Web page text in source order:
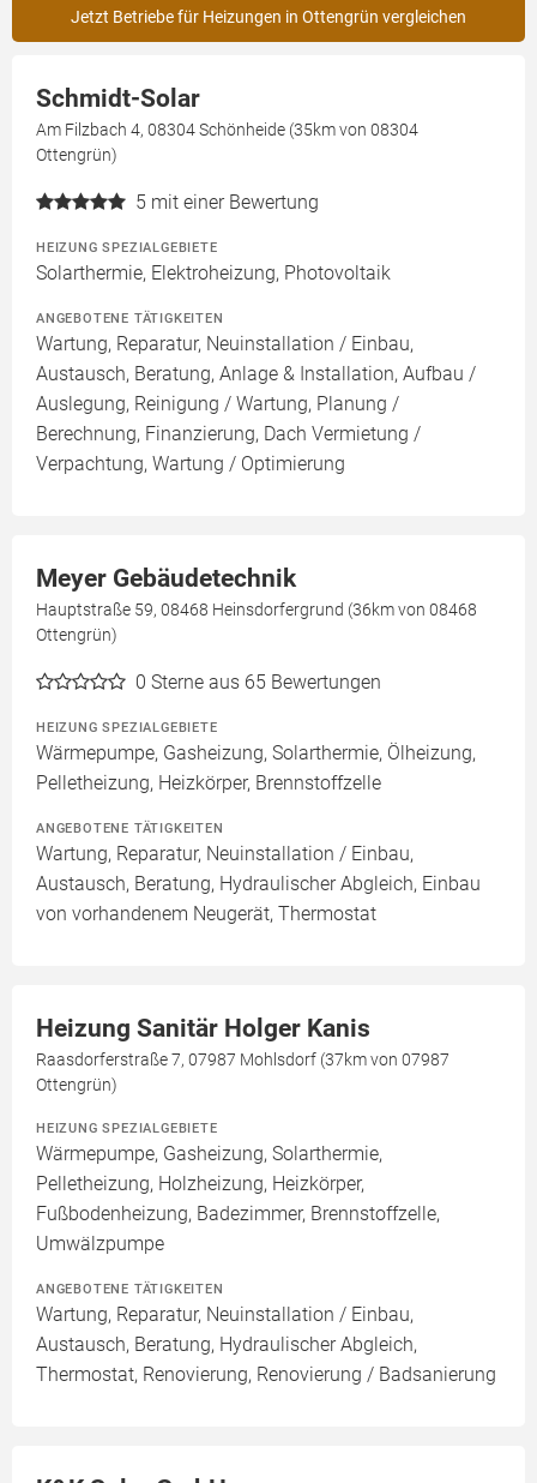
Jetzt Betriebe für Heizungen in Ottengrün vergleichen
Schmidt-Solar
Am Filzbach 4, 08304 Schönheide (35km von 08304
Ottengrün)
5 mit einer Bewertung
HEIZUNG SPEZIALGEBIETE
Solarthermie, Elektroheizung, Photovoltaik
ANGEBOTENE TÄTIGKEITEN
Wartung, Reparatur, Neuinstallation / Einbau,
Austausch, Beratung, Anlage & Installation, Aufbau /
Auslegung, Reinigung / Wartung, Planung /
Berechnung, Finanzierung, Dach Vermietung /
Verpachtung, Wartung / Optimierung
Meyer Gebäudetechnik
Hauptstraße 59, 08468 Heinsdorfergrund (36km von 08468
Ottengrün)
0 Sterne aus 65 Bewertungen
HEIZUNG SPEZIALGEBIETE
Wärmepumpe, Gasheizung, Solarthermie, Ölheizung,
Pelletheizung, Heizkörper, Brennstoffzelle
ANGEBOTENE TÄTIGKEITEN
Wartung, Reparatur, Neuinstallation / Einbau,
Austausch, Beratung, Hydraulischer Abgleich, Einbau
von vorhandenem Neugerät, Thermostat
Heizung Sanitär Holger Kanis
Raasdorferstraße 7, 07987 Mohlsdorf (37km von 07987
Ottengrün)
HEIZUNG SPEZIALGEBIETE
Wärmepumpe, Gasheizung, Solarthermie,
Pelletheizung, Holzheizung, Heizkörper,
Fußbodenheizung, Badezimmer, Brennstoffzelle,
Umwälzpumpe
ANGEBOTENE TÄTIGKEITEN
Wartung, Reparatur, Neuinstallation / Einbau,
Austausch, Beratung, Hydraulischer Abgleich,
Thermostat, Renovierung, Renovierung / Badsanierung